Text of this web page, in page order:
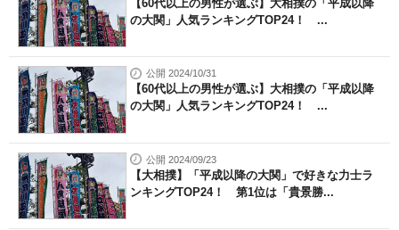
【60代以上の男性が選ぶ】大相撲の「平成以降
の大関」人気ランキングTOP24！ ...
公開 2024/10/31
【60代以上の男性が選ぶ】大相撲の「平成以降
の大関」人気ランキングTOP24！ ...
公開 2024/09/23
【大相撲】「平成以降の大関」で好きな力士ラ
ンキングTOP24！ 第1位は「貴景勝...